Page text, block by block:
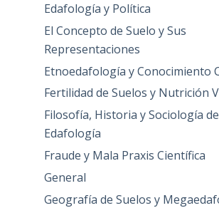
Edafología y Política
El Concepto de Suelo y Sus
Representaciones
Etnoedafología y Conocimiento
Fertilidad de Suelos y Nutrición
Filosofía, Historia y Sociología
Edafología
Fraude y Mala Praxis Científica
General
Geografía de Suelos y